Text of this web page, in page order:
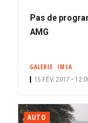
Pas de
AMG
GALERIE IMSA
15 FÉV. 2017 •
AUTO